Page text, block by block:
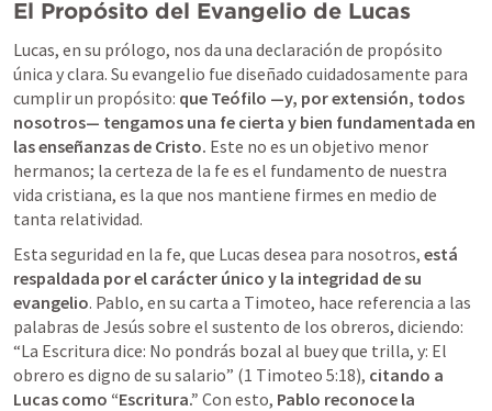
El Propósito del Evangelio de Lucas
Lucas, en su prólogo, nos da una declaración de propósito
única y clara. Su evangelio fue diseñado cuidadosamente para
cumplir un propósito: que Teófilo —y, por extensión, todos
nosotros— tengamos una fe cierta y bien fundamentada en
las enseñanzas de Cristo. Este no es un objetivo menor
hermanos; la certeza de la fe es el fundamento de nuestra
vida cristiana, es la que nos mantiene firmes en medio de
tanta relatividad.
Esta seguridad en la fe, que Lucas desea para nosotros, está
respaldada por el carácter único y la integridad de su
evangelio. Pablo, en su carta a Timoteo, hace referencia a las
palabras de Jesús sobre el sustento de los obreros, diciendo:
“La Escritura dice: No pondrás bozal al buey que trilla, y: El
obrero es digno de su salario” (1 Timoteo 5:18), citando a
Lucas como “Escritura.” Con esto, Pablo reconoce la